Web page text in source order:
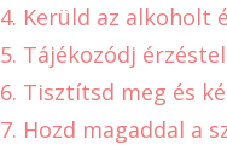
4. Kerüld az alkoholt
5. Tájékozódj
6. Tisztítsd meg és
7. Hozd magaddal a